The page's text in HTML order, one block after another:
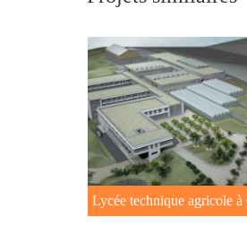
Lycée technique agricole